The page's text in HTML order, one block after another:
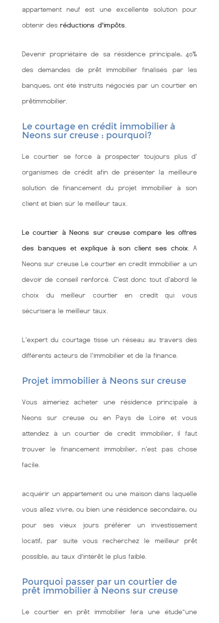
appartement neuf est une excellente solution pour
obtenir des réductions d'impôts
Devenir propriétaire de sa résidence principale, 40%
des demandes de prêt immobilier finalisés par les
banques, ont été instruits négociés par un courtier en
prêtimmobilier.
Le courtage en crédit immobilier à
Neons sur creuse : pourquoi?
Le courtier se force à prospecter toujours plus d'
organismes de crédit afin de présenter la meilleure
solution de financement du projet immobilier à son
client et bien sùr le meilleur taux.
Le courtier à Neons sur creuse compare les offres
des banques et explique à son client ses choix . A
Neons sur creuse Le courtier en credit immobilier a un
devoir de conseil renforcé. C'est donc tout d'abord le
choix du meilleur courtier en credit qui vous
sécurisera le meilleur taux.
L'expert du courtage tisse un réseau au travers des
différents acteurs de l'immobilier et de la finance.
Projet immobilier à Neons sur creuse
Vous aimeriez acheter une résidence principale à
Neons sur creuse ou en Pays de Loire et vous
attendez à un courtier de credit immobilier, il faut
trouver le financement immobilier, n'est pas chose
facile.
acquérir un appartement ou une maison dans laquelle
vous allez vivre, ou bien une résidence secondaire, ou
pour ses vieux jours préférer un investissement
locatif, par suite vous recherchez le meilleur prêt
possible, au taux d’intérêt le plus faible.
Pourquoi passer par un courtier de
prêt immobilier à Neons sur creuse
Le courtier en prêt immobilier fera une étude~une